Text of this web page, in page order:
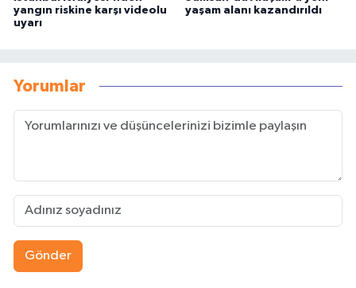
yangın riskine karşı videolu
uyarı
yaşam alanı kazandırıldı
Yorumlar
Gönder